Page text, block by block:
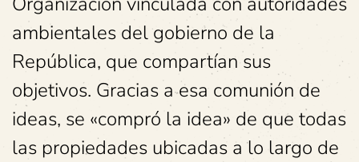
ambientales del gobierno de la
República, que compartían sus
objetivos. Gracias a esa comunión de
ideas, se «compró la idea» de que todas
las propiedades ubicadas a lo largo de